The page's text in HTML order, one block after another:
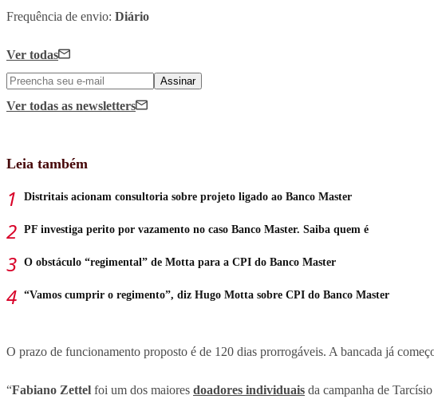
Frequência de envio: Diário
Ver todas
Assinar
Ver todas as newsletters
Leia também
Distritais acionam consultoria sobre projeto ligado ao Banco Master
PF investiga perito por vazamento no caso Banco Master. Saiba quem é
O obstáculo “regimental” de Motta para a CPI do Banco Master
“Vamos cumprir o regimento”, diz Hugo Motta sobre CPI do Banco Master
O prazo de funcionamento proposto é de 120 dias prorrogáveis. A bancada já
“Fabiano Zettel foi um dos maiores doadores individuais da campanha de